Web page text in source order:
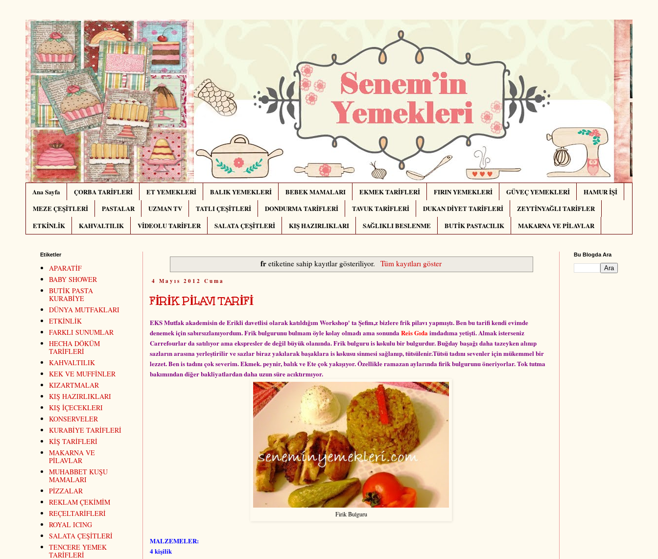
Ana Sayfa ÇORBA TARİFLERİ ET YEMEKLERİ BALIK YEMEKLERİ BEBEK MAMALARI EKMEK TARİFLERİ FIRIN YEMEKLERİ GÜVEÇ YEMEKLERİ
HAMUR İŞİ
MEZE ÇEŞİTLERİ
PASTALAR UZMAN TV TATLI ÇEŞİTLERİ DONDURMA TARİFLERİ TAVUK TARİFLERİ DUKAN DİYET TARİFLERİ
ZEYTİNYAĞLI TARİFLER
ETKİNLİK
KAHVALTILIK VİDEOLU TARİFLER SALATA ÇEŞİTLERİ KIŞ HAZIRLIKLARI SAĞLIKLI BESLENME BUTİK PASTACILIK MAKARNA VE PİLAVLAR
fr etiketine sahip kayıtlar gösteriliyor. Tüm kayıtları göster
4 Mayıs 2012 Cuma
FİRİK PİLAVI TARİFİ
EKS Mutfak akademisin de Erikli davetlisi olarak katıldığım Workshop' ta Şefim,z bizlere frik pilavı yapmıştı. Ben bu tarifi kendi evimde
denemek için sabırsızlanıyordum. Frik bulgurunu bulmam öyle kolay olmadı ama sonundaReis Gıdaimdadıma yetişti. Almak isterseniz
Carrefourlar da satılıyor ama ekspresler de değil büyük olanında. Frik bulguru is kokulu bir bulgurdur. Buğday başağı daha tazeyken alınıp
sazların arasına yerleştirilir ve sazlar biraz yakılarak başaklara is kokusu sinmesi sağlanıp, tütsülenir.Tütsü tadını sevenler için mükemmel bir
lezzet. Ben is tadını çok severim. Ekmek. peynir, balık ve Ete çok yakışıyor. Özellikle ramazan aylarında firik bulgurunu öneriyorlar. Tok tutma
bakımından diğer bakliyatlardan daha uzun süre acıktırmıyor.
Firik Bulguru
MALZEMELER:
4 kişilik
Etiketler
APARATİF
BABY SHOWER
BUTİK PASTA
KURABİYE
DÜNYA MUTFAKLARI
ETKİNLİK
FARKLI SUNUMLAR
HECHA DÖKÜM
TARİFLERİ
KAHVALTILIK
KEK VE MUFFİNLER
KIZARTMALAR
KIŞ HAZIRLIKLARI
KIŞ İÇECEKLERI
KONSERVELER
KURABİYE TARİFLERİ
KİŞ TARİFLERİ
MAKARNA VE
PİLAVLAR
MUHABBET KUŞU
MAMALARI
PİZZALAR
REKLAM ÇEKİMİM
REÇELTARİFLERİ
ROYAL ICING
SALATA ÇEŞİTLERİ
TENCERE YEMEK
TARİFLERİ
Bu Blogda Ara